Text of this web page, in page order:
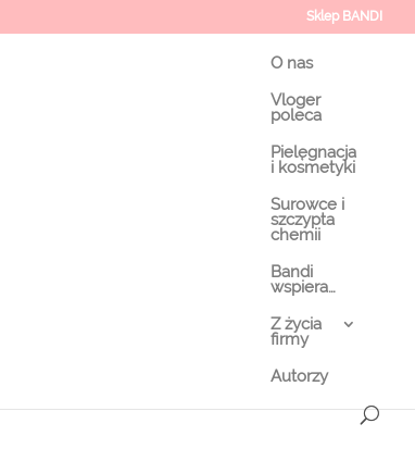
Sklep BANDI
O nas
Vloger
poleca
Pielęgnacja
i kosmetyki
Surowce i
szczypta
chemii
Bandi
wspiera…
Z życia
firmy
Autorzy